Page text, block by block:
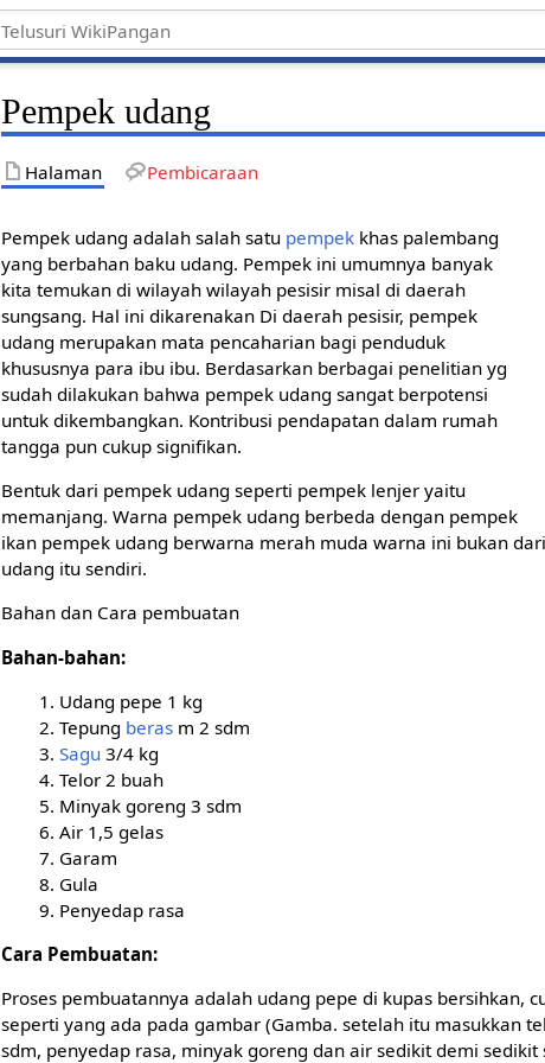
Pempek udang
Halaman Pembicaraan
Pempek udang adalah salah satu pempek khas palembang
yang berbahan baku udang. Pempek ini umumnya banyak
kita temukan di wilayah wilayah pesisir misal di daerah
sungsang. Hal ini dikarenakan Di daerah pesisir, pempek
udang merupakan mata pencaharian bagi penduduk
khususnya para ibu ibu. Berdasarkan berbagai penelitian yg
sudah dilakukan bahwa pempek udang sangat berpotensi
untuk dikembangkan. Kontribusi pendapatan dalam rumah
tangga pun cukup signifikan.
Bentuk dari pempek udang seperti pempek lenjer yaitu
memanjang. Warna pempek udang berbeda dengan pempek
ikan pempek udang berwarna merah muda warna ini bukan
udang itu sendiri.
Bahan dan Cara pembuatan
Bahan-bahan:
Udang pepe 1 kg
Tepung beras m 2 sdm
Sagu 3/4 kg
Telor 2 buah
Minyak goreng 3 sdm
Air 1,5 gelas
Garam
Gula
Penyedap rasa
Cara Pembuatan:
Proses pembuatannya adalah udang pepe di kupas bersihkan,
seperti yang ada pada gambar (Gamba. setelah itu masukkan
sdm, penyedap rasa, minyak goreng dan air sedikit demi